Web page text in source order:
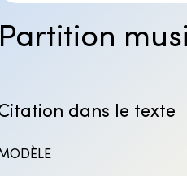
4. Citer les
Partition
dans le texte